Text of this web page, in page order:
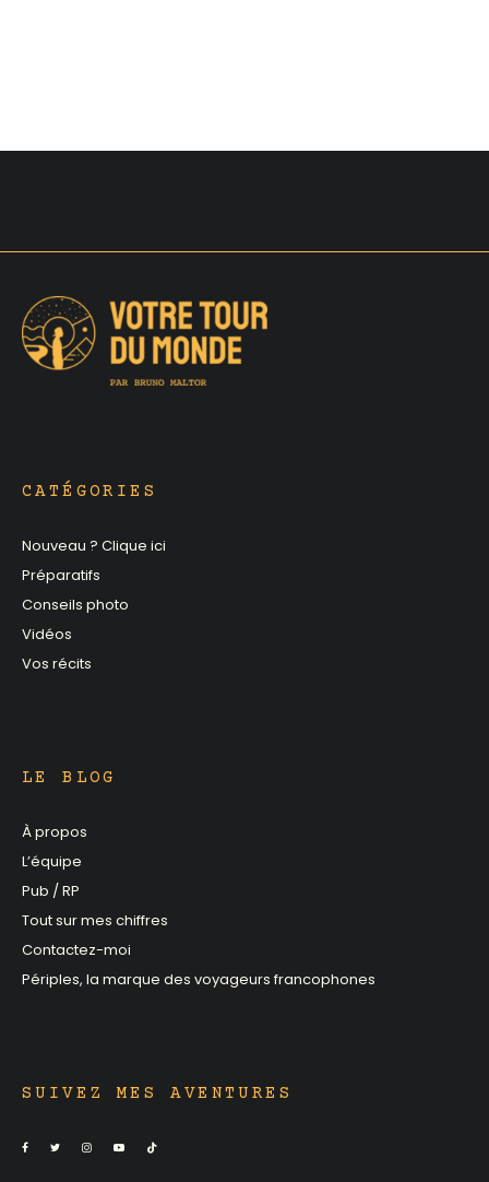
CATÉGORIES
Nouveau ? Clique ici
Préparatifs
Conseils photo
Vidéos
Vos récits
LE BLOG
À propos
L’équipe
Pub / RP
Tout sur mes chiffres
Contactez-moi
Périples, la marque des voyageurs francophones
SUIVEZ MES AVENTURES